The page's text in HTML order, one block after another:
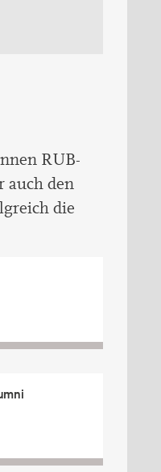
RUB-
auch den
die